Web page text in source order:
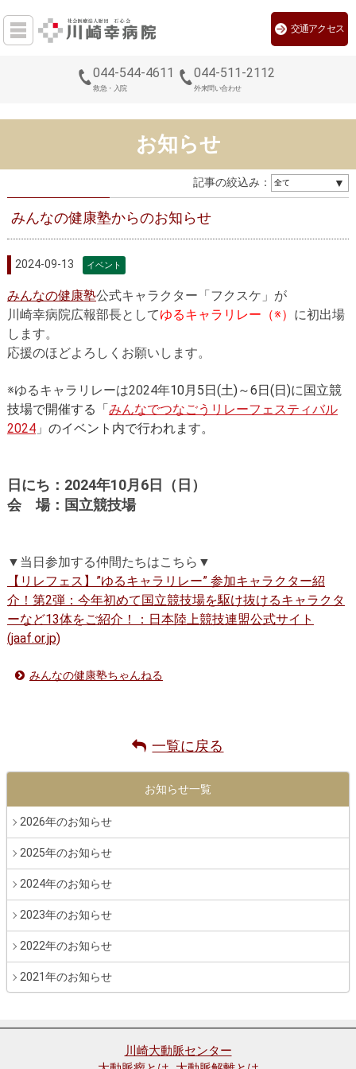
044-544-4611
救急・入院
044-511-2112
外来問い合わせ
交通アクセス
お知らせ
記事の絞込み：
みんなの健康塾からのお知らせ
2024-09-13 イベント
みんなの健康塾公式キャラクター「フクスケ」が
川崎幸病院広報部長としてゆるキャラリレー（※） に初出場
します。
応援のほどよろしくお願いします。
※ゆるキャラリレーは2024年10月5日(土)～6日(日)に国立競
技場で開催する「みんなでつなごうリレーフェスティバル
2024」のイベント内で行われます。
日にち： 2024年10月6日（日）
会 場：国立競技場
▼当日参加する仲間たちはこちら▼
【リレフェス】”ゆるキャラリレー” 参加キャラクター紹
介！第2弾：今年初めて国立競技場を駆け抜けるキャラクタ
ーなど13体をご紹介！：日本陸上競技連盟公式サイト
(jaaf.or.jp)
みんなの健康塾ちゃんねる
一覧に戻る
お知らせ一覧
2026年のお知らせ
2025年のお知らせ
2024年のお知らせ
2023年のお知らせ
2022年のお知らせ
2021年のお知らせ
川崎大動脈センター